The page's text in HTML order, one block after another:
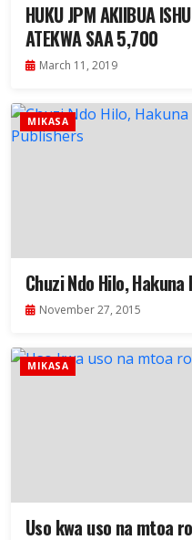
HUKU JPM AKIIBUA
ATEKWA SAA 5,700
March 11, 2019
MIKASA
Chuzi Ndo Hilo,
November 27, 2015
MIKASA
Uso kwa uso na mtoa